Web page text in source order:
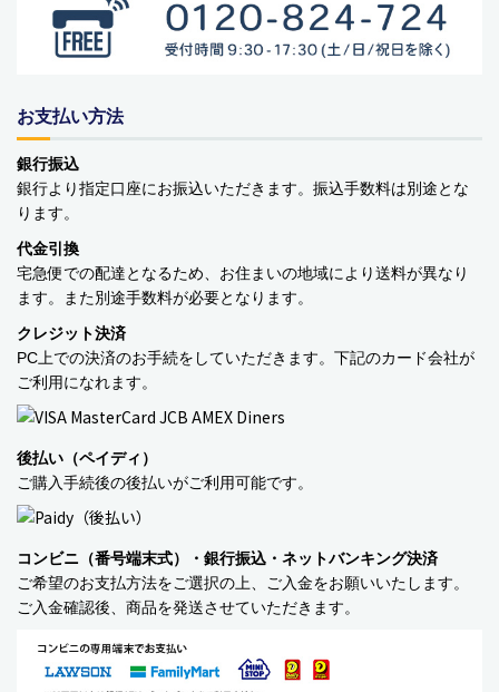
ベビーおもちゃ・子供用品
直輸入品
商品一覧
MESH ジュエリー
Bellini バッグ(イタリア)
alico バルサミコ酢
TEJAKULA 塩
ムーミン
YOPE
kusuguru Japan
MARNA マーナ
お支払い方法
銀行振込
銀行より指定口座にお振込いただきます。振込手数料は別途とな
ります。
代金引換
宅急便での配達となるため、お住まいの地域により送料が異なり
ます。また別途手数料が必要となります。
クレジット決済
PC上での決済のお手続をしていただきます。下記のカード会社が
ご利用になれます。
後払い（ペイディ）
ご購入手続後の後払いがご利用可能です。
コンビニ（番号端末式）・銀行振込・ネットバンキング決済
ご希望のお支払方法をご選択の上、ご入金をお願いいたします。
ご入金確認後、商品を発送させていただきます。